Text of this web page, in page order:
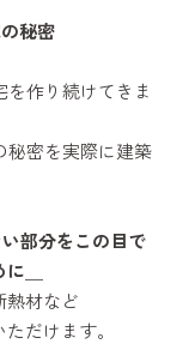
秘密
作り続けてきま
秘密を実際に建築
部分をこの目で
＿
熱材など
だけます。